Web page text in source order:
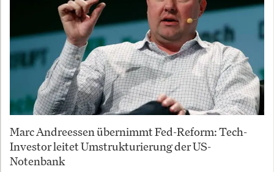
Marc Andreessen übernimmt Fed-Reform: Tech-
Investor leitet Umstrukturierung der US-
Notenbank